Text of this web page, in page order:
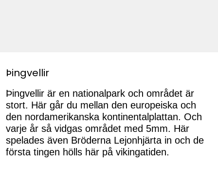
Þingvellir
Þingvellir är en nationalpark och området är
stort. Här går du mellan den europeiska och
den nordamerikanska kontinentalplattan. Och
varje år så vidgas området med 5mm. Här
spelades även Bröderna Lejonhjärta in och de
första tingen hölls här på vikingatiden.